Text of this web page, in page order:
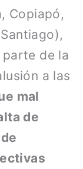
Copiapó,
de la
a las
mal
de